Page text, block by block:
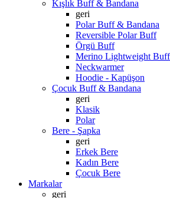
Kışlık Buff & Bandana
geri
Polar Buff & Bandana
Reversible Polar Buff
Örgü Buff
Merino Lightweight
Neckwarmer
Hoodie - Kapüşon
Çocuk Buff & Bandana
geri
Klasik
Polar
Bere - Şapka
geri
Erkek Bere
Kadın Bere
Çocuk Bere
Markalar
geri